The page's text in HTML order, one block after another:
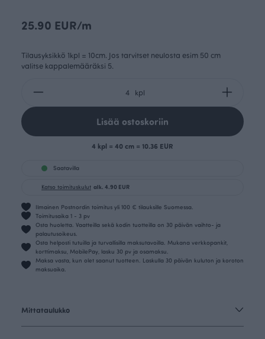
25.90 EUR/m
Tilausyksikkö 1kpl = 10cm. Jos tarvitset neulosta esim 50 cm
valitse kappalemääräksi 5.
kpl
Lisää ostoskoriin
4 kpl = 40 cm = 10.36 EUR
Saatavilla
Katso toimituskulut alk. 4.90 EUR
Ilmainen Postnordin toimitus yli 100 € tilauksille Suomessa.
Toimitusaika 1 - 3 pv
Osta huoletta. Vaatteilla sekä kodin tuotteilla on 30 päivän vaihto- ja
palautusoikeus.
Osta helposti tutuilla ja turvallisilla maksutavoilla. Mukana verkkopankit,
korttimaksu, MobilePay, lasku 30 pv ja osamaksu.
Maksa vasta, kun olet saanut tuotteen. Laskulla 30 päivän kuluton ja koroton
maksuaika.
Mittataulukko